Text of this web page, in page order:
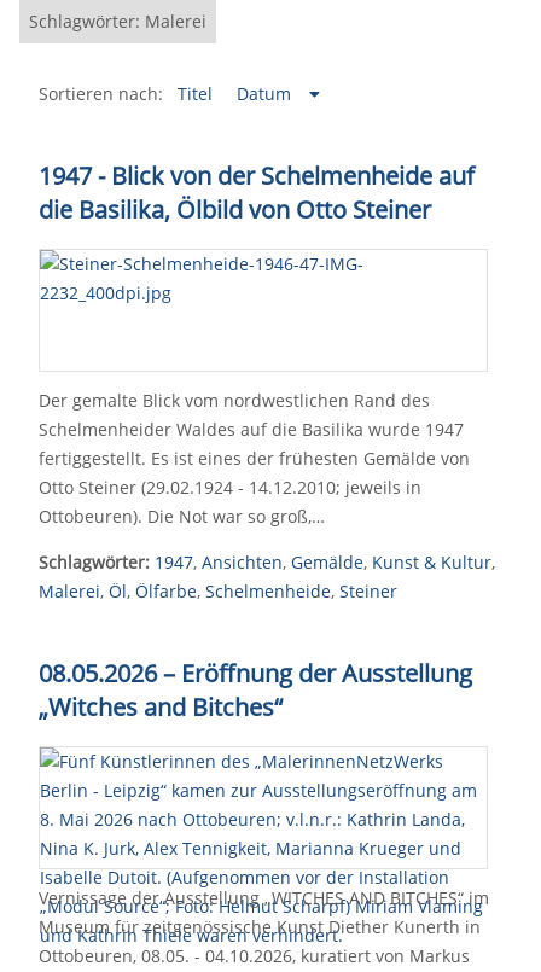
Schlagwörter: Malerei
Sortieren nach: Titel Datum
1947 - Blick von der Schelmenheide auf
die Basilika, Ölbild von Otto Steiner
Der gemalte Blick vom nordwestlichen Rand des
Schelmenheider Waldes auf die Basilika wurde 1947
fertiggestellt. Es ist eines der frühesten Gemälde von
Otto Steiner (29.02.1924 - 14.12.2010; jeweils in
Ottobeuren). Die Not war so groß,…
Schlagwörter: 1947, Ansichten, Gemälde, Kunst & Kultur,
Malerei, Öl, Ölfarbe, Schelmenheide, Steiner
08.05.2026 – Eröffnung der Ausstellung
„Witches and Bitches“
Vernissage der Ausstellung „WITCHES AND BITCHES“ im
Museum für zeitgenössische Kunst Diether Kunerth in
Ottobeuren, 08.05. - 04.10.2026, kuratiert von Markus